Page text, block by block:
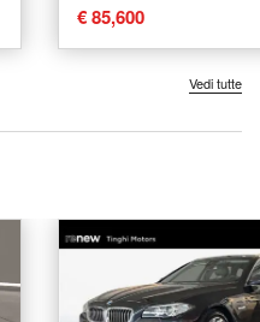
€ 85,600
Vedi tutte